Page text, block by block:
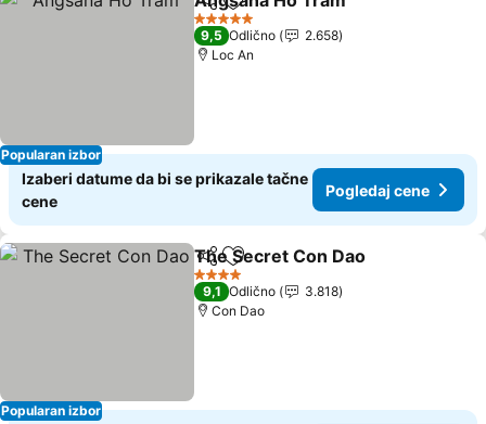
Popularan izbor
Deli Dodati u favorite
5 Zvezdice
9,5 Odlično
2.658
Loc An
Izaberi datume da bi se prikazale tačne
cene
Pogledaj cene
Popularan izbor
Deli Dodati u favorite
The Secret Con Dao
4 Zvezdice
9,1 Odlično
3.818
Con Dao